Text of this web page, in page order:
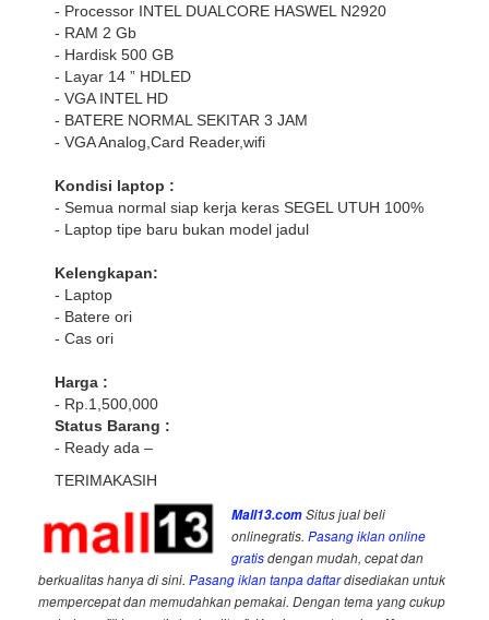
- Processor INTEL DUALCORE HASWEL N2920
- RAM 2 Gb
- Hardisk 500 GB
- Layar 14 ” HDLED
- VGA INTEL HD
- BATERE NORMAL SEKITAR 3 JAM
- VGA Analog,Card Reader,wifi
Kondisi laptop :
- Semua normal siap kerja keras SEGEL UTUH 100%
- Laptop tipe baru bukan model jadul
Kelengkapan:
- Laptop
- Batere ori
- Cas ori
Harga :
- Rp.1,500,000
Status Barang :
- Ready ada –
TERIMAKASIH
Mall13.comSitus jual beli
onlinegratis.Pasang iklan online
gratisdengan mudah, cepat dan
berkualitas hanya di sini. Pasang iklan tanpa daftardisediakan untuk
mempercepat dan memudahkan pemakai. Dengan tema yang cukup